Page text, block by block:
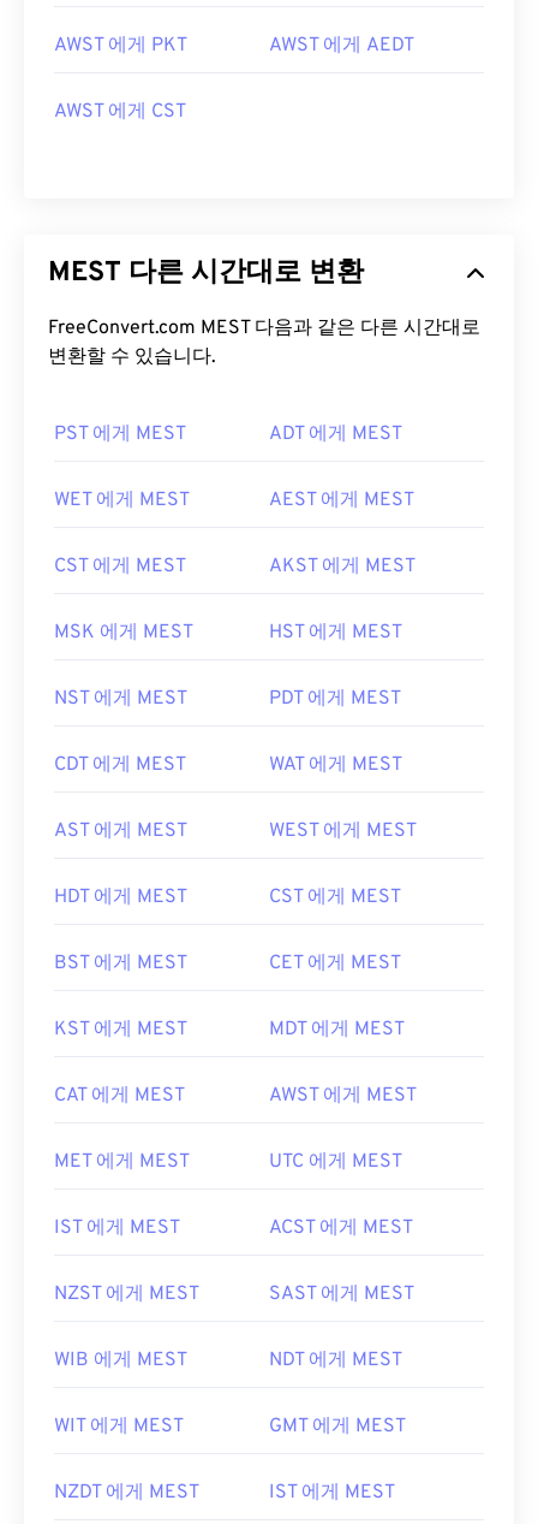
AWST 에게 PKT AWST 에게 AEDT
AWST 에게 CST
MEST 다른 시간대로 변환
FreeConvert.com MEST 다음과 같은 다른 시간대로
변환할 수 있습니다.
PST 에게 MEST ADT 에게 MEST
WET 에게 MEST AEST 에게 MEST
CST 에게 MEST AKST 에게 MEST
MSK 에게 MEST HST 에게 MEST
NST 에게 MEST PDT 에게 MEST
CDT 에게 MEST WAT 에게 MEST
AST 에게 MEST WEST 에게 MEST
HDT 에게 MEST CST 에게 MEST
BST 에게 MEST CET 에게 MEST
KST 에게 MEST MDT 에게 MEST
CAT 에게 MEST AWST 에게 MEST
MET 에게 MEST UTC 에게 MEST
IST 에게 MEST ACST 에게 MEST
NZST 에게 MEST SAST 에게 MEST
WIB 에게 MEST NDT 에게 MEST
WIT 에게 MEST GMT 에게 MEST
NZDT 에게 MEST IST 에게 MEST